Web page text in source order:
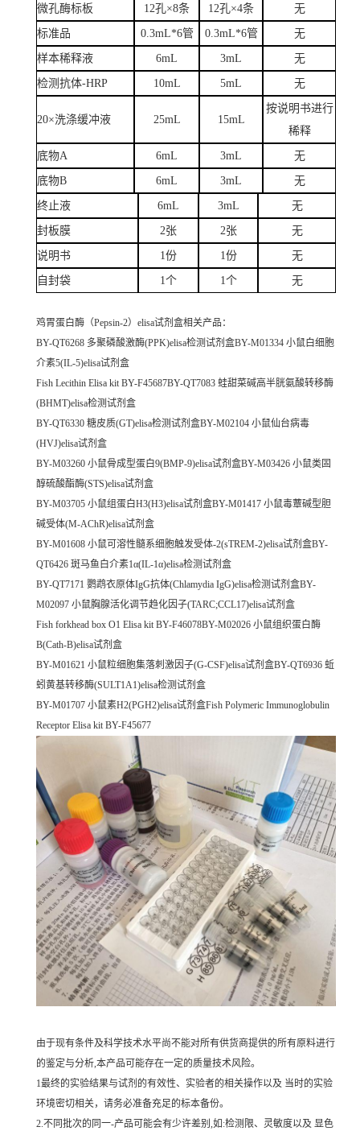
微孔酶标板 12孔×8条 12孔×4条 无
标准品 0.3mL*6管 0.3mL*6管 无
样本稀释液 6mL 3mL 无
检测抗体-HRP 10mL 5mL 无
20×洗涤缓冲液 25mL 15mL
按说明书进行
稀释
底物A 6mL 3mL 无
底物B 6mL 3mL 无
终止液 6mL 3mL 无
封板膜 2张 2张 无
说明书 1份 1份 无
自封袋 1个 1个 无
鸡胃蛋白酶（Pepsin-2）elisa试剂盒相关产品：
BY-QT6268 多聚磷酸激酶(PPK)elisa检测试剂盒BY-M01334 小鼠白细胞
介素5(IL-5)elisa试剂盒
Fish Lecithin Elisa kit BY-F45687BY-QT7083 蛙甜菜碱高半胱氨酸转移酶
(BHMT)elisa检测试剂盒
BY-QT6330 糖皮质(GT)elisa检测试剂盒BY-M02104 小鼠仙台病毒
(HVJ)elisa试剂盒
BY-M03260 小鼠骨成型蛋白9(BMP-9)elisa试剂盒BY-M03426 小鼠类固
醇硫酸酯酶(STS)elisa试剂盒
BY-M03705 小鼠组蛋白H3(H3)elisa试剂盒BY-M01417 小鼠毒蕈碱型胆
碱受体(M-AChR)elisa试剂盒
BY-M01608 小鼠可溶性髓系细胞触发受体-2(sTREM-2)elisa试剂盒BY-
QT6426 斑马鱼白介素1α(IL-1α)elisa检测试剂盒
BY-QT7171 鹦鹉衣原体IgG抗体(Chlamydia IgG)elisa检测试剂盒BY-
M02097 小鼠胸腺活化调节趋化因子(TARC;CCL17)elisa试剂盒
Fish forkhead box O1 Elisa kit BY-F46078BY-M02026 小鼠组织蛋白酶
B(Cath-B)elisa试剂盒
BY-M01621 小鼠粒细胞集落刺激因子(G-CSF)elisa试剂盒BY-QT6936 蚯
蚓黄基转移酶(SULT1A1)elisa检测试剂盒
BY-M01707 小鼠素H2(PGH2)elisa试剂盒Fish Polymeric Immunoglobulin
Receptor Elisa kit BY-F45677
由于现有条件及科学技术水平尚不能对所有供货商提供的所有原料进行
的鉴定与分析,本产品可能存在一定的质量技术风险。
1最终的实验结果与试剂的有效性、实验者的相关操作以及 当时的实验
环境密切相关，请务必准备充足的标本备份。
2.不同批次的同一-产品可能会有少许差别,如:检测限、灵敏度以及 显色